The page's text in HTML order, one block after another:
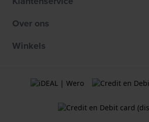
Over ons
Winkels